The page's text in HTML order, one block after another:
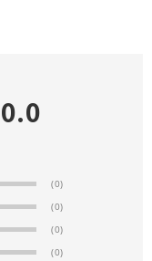
0.0
(0)
(0)
(0)
(0)